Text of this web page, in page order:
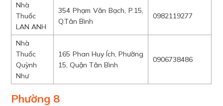
Nhà
Thuốc
LAN ANH
354 Phạm Văn Bạch, P.15,
Q.Tân Bình
0982119277
Nhà
Thuốc
Quỳnh
Như
165 Phan Huy Ích, Phường
15, Quận Tân Bình
0906738486
Phường 8